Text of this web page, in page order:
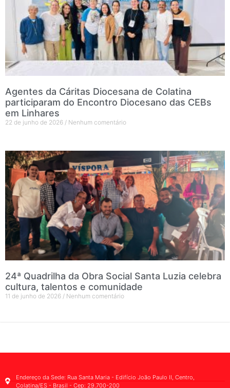
Agentes da Cáritas Diocesana de Colatina
participaram do Encontro Diocesano das CEBs
em Linhares
22 de junho de 2026 Nenhum comentário
24ª Quadrilha da Obra Social Santa Luzia celebra
cultura, talentos e comunidade
11 de junho de 2026 Nenhum comentário
Endereço da Sede: Rua Santa Maria - Edifício João Paulo II, Centro,
Colatina/ES - Brasil - Cep: 29.700-200